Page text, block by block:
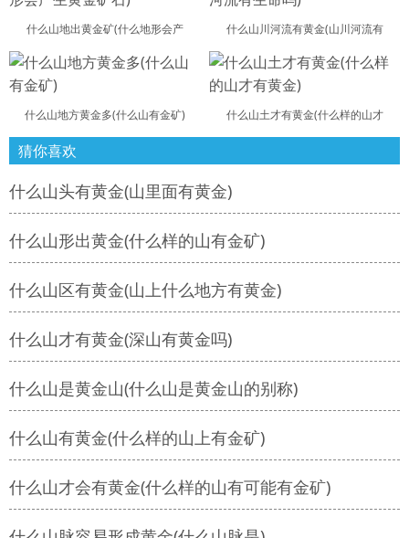
什么山地出黄金矿(什么地形会产 什么山川河流有黄金(山川河流有
什么山地方黄金多(什么山有金矿) 什么山土才有黄金(什么样的山才
猜你喜欢
什么山头有黄金(山里面有黄金)
什么山形出黄金(什么样的山有金矿)
什么山区有黄金(山上什么地方有黄金)
什么山才有黄金(深山有黄金吗)
什么山是黄金山(什么山是黄金山的别称)
什么山有黄金(什么样的山上有金矿)
什么山才会有黄金(什么样的山有可能有金矿)